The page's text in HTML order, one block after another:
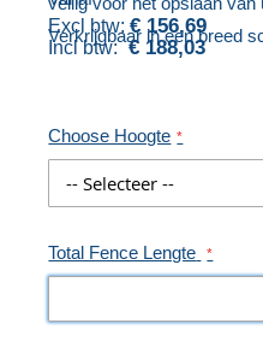
Verkrijgbaar in een breed
€ 156,69
€ 188,03
Choose Hoogte
Total Fence Lengte